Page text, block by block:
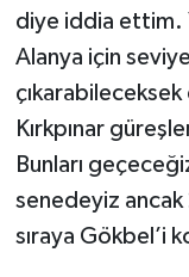
diye iddia ettim.
Alanya için
çıkarabileceksek
Kırkpınar
Bunları
senedeyiz
sıraya Gökbel’i